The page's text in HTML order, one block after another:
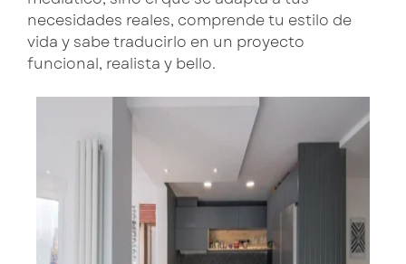
necesidades reales, comprende tu estilo de
vida y sabe traducirlo en un proyecto
funcional, realista y bello.